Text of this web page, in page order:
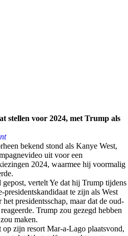
stellen voor 2024, met Trump als
bekend stond als Kanye West,
uit voor een
2024, waarmee hij voormalig
vertelt Ye dat hij Trump tijdens
presidentskandidaat te zijn als West
presidentsschap, maar dat de oud-
Trump zou gezegd hebben
maken.
zijn resort Mar-a-Lago plaatsvond,